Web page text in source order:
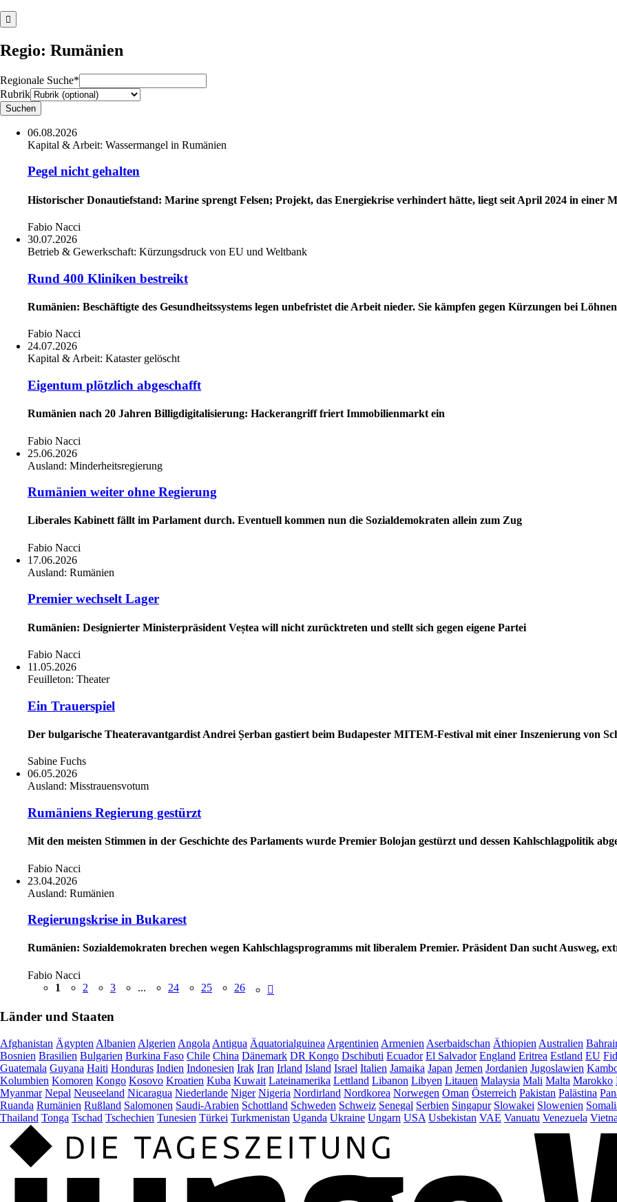
Regio: Rumänien
Regionale Suche*
Rubrik
06.08.2026
Kapital & Arbeit: Wassermangel in Rumänien
Pegel nicht gehalten
Historischer Donautiefstand: Marine sprengt Felsen; Projekt, das Energiekrise verhindert hätte, liegt seit April 2024 in einer
Fabio Nacci
30.07.2026
Betrieb & Gewerkschaft: Kürzungsdruck von EU und Weltbank
Rund 400 Kliniken bestreikt
Rumänien: Beschäftigte des Gesundheitssystems legen unbefristet die Arbeit nieder. Sie kämpfen gegen Kürzungen bei
Fabio Nacci
24.07.2026
Kapital & Arbeit: Kataster gelöscht
Eigentum plötzlich abgeschafft
Rumänien nach 20 Jahren Billigdigitalisierung: Hackerangriff friert Immobilienmarkt ein
Fabio Nacci
25.06.2026
Ausland: Minderheitsregierung
Rumänien weiter ohne Regierung
Liberales Kabinett fällt im Parlament durch. Eventuell kommen nun die Sozialdemokraten allein zum Zug
Fabio Nacci
17.06.2026
Ausland: Rumänien
Premier wechselt Lager
Rumänien: Designierter Ministerpräsident Veștea will nicht zurücktreten und stellt sich gegen eigene Partei
Fabio Nacci
11.05.2026
Feuilleton: Theater
Ein Trauerspiel
Der bulgarische Theateravantgardist Andrei Șerban gastiert beim Budapester MITEM-Festival mit einer Inszenierung von
Sabine Fuchs
06.05.2026
Ausland: Misstrauensvotum
Rumäniens Regierung gestürzt
Mit den meisten Stimmen in der Geschichte des Parlaments wurde Premier Bolojan gestürzt und dessen Kahlschlagpolitik
Fabio Nacci
23.04.2026
Ausland: Rumänien
Regierungskrise in Bukarest
Rumänien: Sozialdemokraten brechen wegen Kahlschlagsprogramms mit liberalem Premier. Präsident Dan sucht Ausweg,
Fabio Nacci
1
2 3 ... 24 25 26
Länder und Staaten
Afghanistan Ägypten Albanien Algerien Angola Antigua Äquatorialguinea Argentinien Armenien Aserbaidschan Äthiopien Australien
Bosnien Brasilien Bulgarien Burkina Faso Chile China Dänemark DR Kongo Dschibuti Ecuador El Salvador England Eritrea Estland EU
Guatemala Guyana Haiti Honduras Indien Indonesien Irak Iran Irland Island Israel Italien Jamaika Japan Jemen Jordanien Jugoslawien
Kolumbien Komoren Kongo Kosovo Kroatien Kuba Kuwait Lateinamerika Lettland Libanon Libyen Litauen Malaysia Mali Malta Marokko
Myanmar Nepal Neuseeland Nicaragua Niederlande Niger Nigeria Nordirland Nordkorea Norwegen Oman Österreich Pakistan Palästina
Ruanda Rumänien Rußland Salomonen Saudi-Arabien Schottland Schweden Schweiz Senegal Serbien Singapur Slowakei Slowenien
Thailand Tonga Tschad Tschechien Tunesien Türkei Turkmenistan Uganda Ukraine Ungarn USA Usbekistan VAE Vanuatu Venezuela